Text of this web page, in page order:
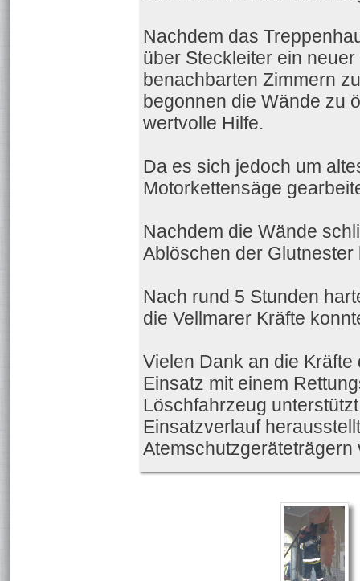
Nachdem das
über Steckleiter ein
benachbarten Zimmern
begonnen die Wände zu
wertvolle Hilfe.
Da es sich jedoch um
Motorkettensäge
Nachdem die Wände
Ablöschen der Glutnester
Nach rund 5 Stunden
die Vellmarer Kräfte
Vielen Dank an die
Einsatz mit einem
Löschfahrzeug
Einsatzverlauf
Atemschutzgeräteträgern